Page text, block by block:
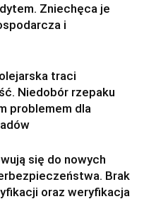
Zniechęca je
i
traci
Niedobór rzepaku
problemem dla
się do nowych
Brak
oraz weryfikacja